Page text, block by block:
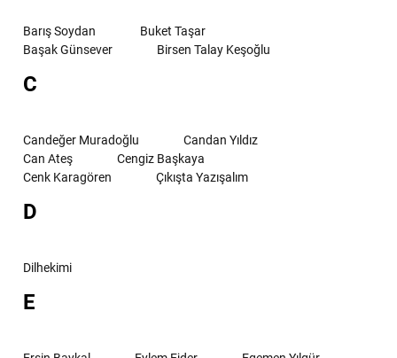
Barış Soydan
Buket Taşar
Başak Günsever
Birsen Talay Keşoğlu
C
Candeğer Muradoğlu
Candan Yıldız
Can Ateş
Cengiz Başkaya
Cenk Karagören
Çıkışta Yazışalım
D
Dilhekimi
E